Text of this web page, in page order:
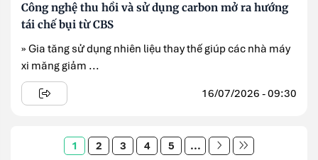
Công nghệ thu hồi và sử dụng carbon mở ra hướng
tái chế bụi từ CBS
» Gia tăng sử dụng nhiên liệu thay thế giúp các nhà máy
xi măng giảm ...
16/07/2026 - 09:30
1 2 3 4 5 ...